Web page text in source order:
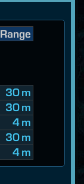
Range
30 m
30 m
4 m
30 m
4 m